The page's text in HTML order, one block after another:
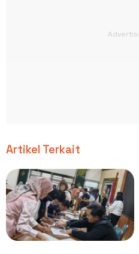
Artikel Terkait